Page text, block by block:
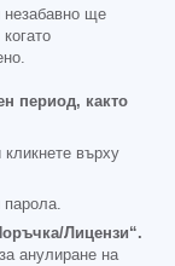
незабавно ще
период, както
кликнете върху
парола.
Лицензи“.
анулиране на